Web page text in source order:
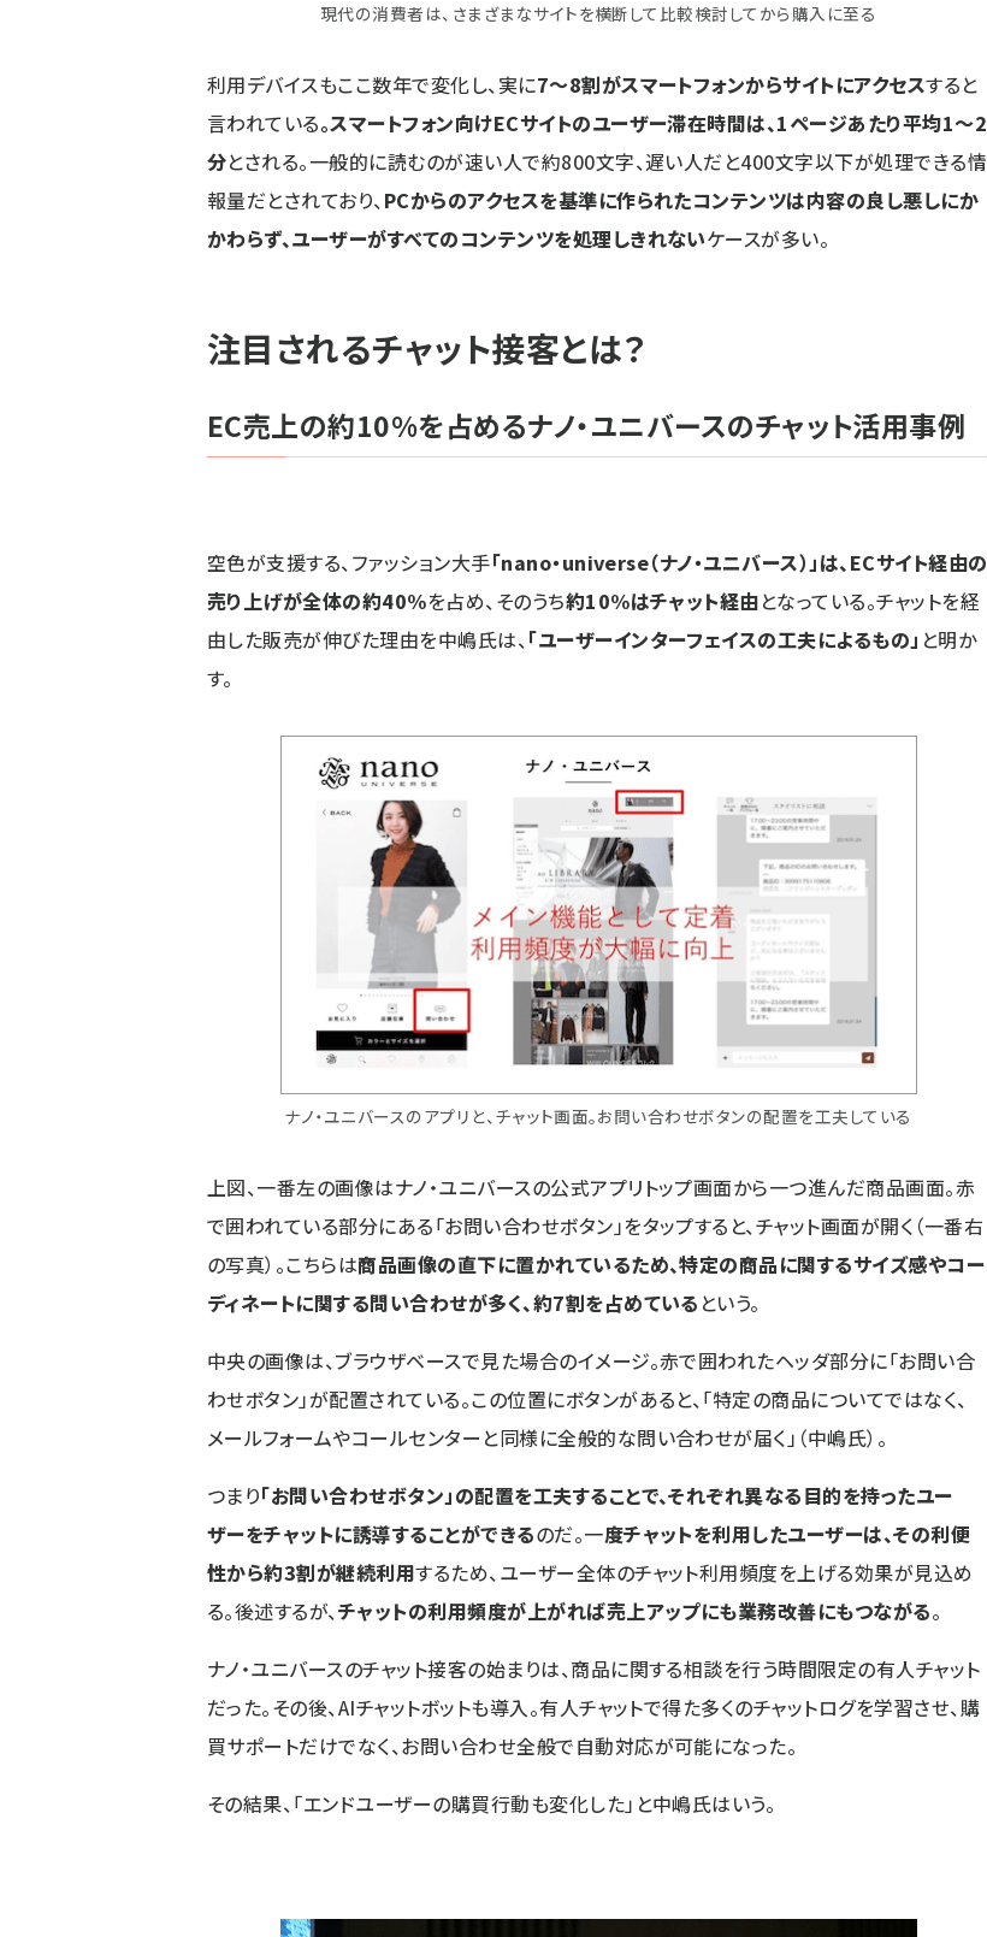
現代の消費者は、さまざまなサイトを横断して比較検討してから購入に至る
利用デバイスもここ数年で変化し、実に7～8割がスマートフォンからサイトにアクセスすると
言われている。スマートフォン向けECサイトのユーザー滞在時間は、1ページあたり平均1～2
分とされる。一般的に読むのが速い人で約800文字、遅い人だと400文字以下が処理できる情
報量だとされており、PCからのアクセスを基準に作られたコンテンツは内容の良し悪しにか
かわらず、ユーザーがすべてのコンテンツを処理しきれないケースが多い。
注目されるチャット接客とは？
EC売上の約10%を占めるナノ・ユニバースのチャット活用事例
空色が支援する、ファッション大手「nano・universe（ナノ・ユニバース）」は、ECサイト経由の
売り上げが全体の約40%を占め、そのうち約10%はチャット経由となっている。チャットを経
由した販売が伸びた理由を中嶋氏は、「ユーザーインターフェイスの工夫によるもの」 と明か
す。
ナノ・ユニバースのアプリと、チャット画面。お問い合わせボタンの配置を工夫している
上図、一番左の画像はナノ・ユニバースの公式アプリトップ画面から一つ進んだ商品画面。赤
で囲われている部分にある「お問い合わせボタン」をタップすると、チャット画面が開く（一番右
の写真）。こちらは商品画像の直下に置かれているため、特定の商品に関するサイズ感やコー
ディネートに関する問い合わせが多く、約7割を占めている という。
中央の画像は、ブラウザベースで見た場合のイメージ。赤で囲われたヘッダ部分に「お問い合
わせボタン」が配置されている。この位置にボタンがあると、「特定の商品についてではなく、
メールフォームやコールセンターと同様に全般的な問い合わせが届く」（中嶋氏）。
つまり「お問い合わせボタン」の配置を工夫することで、それぞれ異なる目的を持ったユー
ザーをチャットに誘導することができるのだ。一度チャットを利用したユーザーは、その利便
性から約3割が継続利用するため、ユーザー全体のチャット利用頻度を上げる効果が見込め
る。後述するが、チャットの利用頻度が上がれば売上アップにも業務改善にもつながる。
ナノ・ユニバースのチャット接客の始まりは、商品に関する相談を行う時間限定の有人チャット
だった。その後、AIチャットボットも導入。有人チャットで得た多くのチャットログを学習させ、購
買サポートだけでなく、お問い合わせ全般で自動対応が可能になった。
その結果、「エンドユーザーの購買行動も変化した」と中嶋氏はいう。